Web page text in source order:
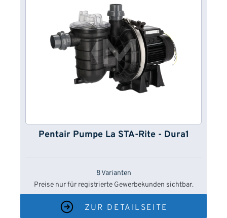
Pentair Pumpe La STA-Rite - Dura1
8 Varianten
Preise nur für registrierte Gewerbekunden sichtbar.
ZUR DETAILSEITE